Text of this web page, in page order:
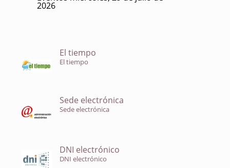
2026
El tiempo
El tiempo
Sede electrónica
Sede electrónica
DNI electrónico
DNI electrónico